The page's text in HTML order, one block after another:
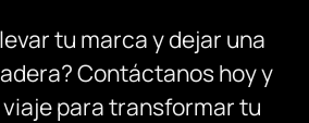
tu marca y dejar una
Contáctanos hoy y
para transformar tu